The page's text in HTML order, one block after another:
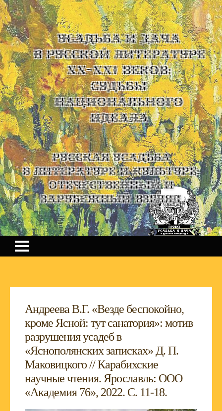
УСАДЬБА И ДАЧА
В РУССКОЙ ЛИТЕРАТУРЕ
XX-XXI ВЕКОВ:
СУДЬБЫ
НАЦИОНАЛЬНОГО
ИДЕАЛА
Русская усадьба
в литературе и культуре:
отечественный и
зарубежный взгляд
Андреева В.Г. «Везде беспокойно,
кроме Ясной: тут санатория»: мотив
разрушения усадеб в
«Яснополянских записках» Д. П.
Маковицкого // Карабихские
научные чтения. Ярославль: ООО
«Академия 76», 2022. С. 11-18.